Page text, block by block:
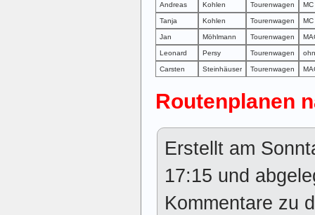
Andreas Kohlen Tourenwagen
Tanja Kohlen Tourenwagen
Jan Möhlmann Tourenwagen
Leonard Persy Tourenwagen
Carsten Steinhäuser Tourenwagen
Routenplanen
Erstellt am
17:15 und
Kommentare zu